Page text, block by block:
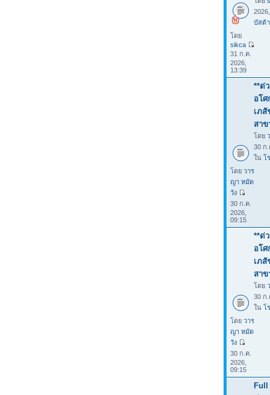
บัสต้า
โดย
sikca
31 ก.ค.
2026,
13:39
**ด่
อโ
เภสั
สาข
โดย
30 ก.
ใน โ
โดย วาร
ญา หมัด
วัง
30 ก.ค.
2026,
09:15
**ด่
อโ
เภสั
สาข
โดย
30 ก.
ใน โ
โดย วาร
ญา หมัด
วัง
30 ก.ค.
2026,
09:15
Full